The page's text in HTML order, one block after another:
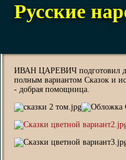
Русские
ИВАН ЦАРЕВИЧ подготовил
полным вариантом Сказок и
- добрая помощница.